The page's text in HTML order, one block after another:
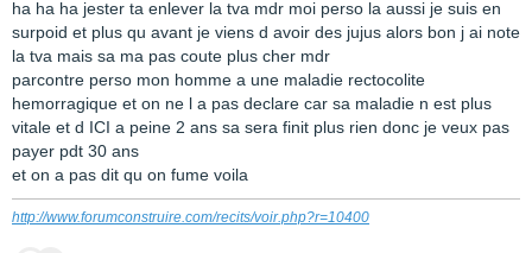
ha ha ha jester ta enlever la tva mdr moi perso la aussi je suis en
surpoid et plus qu avant je viens d avoir des jujus alors bon j ai note
la tva mais sa ma pas coute plus cher mdr
parcontre perso mon homme a une maladie rectocolite
hemorragique et on ne l a pas declare car sa maladie n est plus
vitale et d ICI a peine 2 ans sa sera finit plus rien donc je veux pas
payer pdt 30 ans
et on a pas dit qu on fume voila
http://www.forumconstruire.com/recits/voir.php?r=10400